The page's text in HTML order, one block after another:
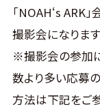
「NOAH‘s ARK
撮影会になりま
※撮影会の参加
数より多い応募
方法は下記をご